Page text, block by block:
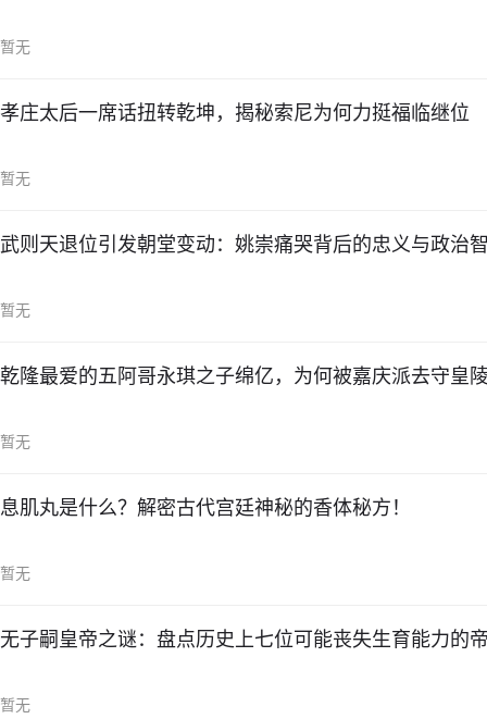
暂无
孝庄太后一席话扭转乾坤，揭秘索尼为何力挺福临继位
暂无
武则天退位引发朝堂变动：姚崇痛哭背后的忠义与政治
暂无
乾隆最爱的五阿哥永琪之子绵亿，为何被嘉庆派去守皇
暂无
息肌丸是什么？解密古代宫廷神秘的香体秘方！
暂无
无子嗣皇帝之谜：盘点历史上七位可能丧失生育能力的
暂无